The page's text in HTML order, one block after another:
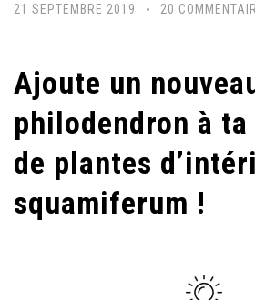
21 SEPTEMBRE 2019 20
Ajoute un
philodendron à
de plantes
squamiferum !